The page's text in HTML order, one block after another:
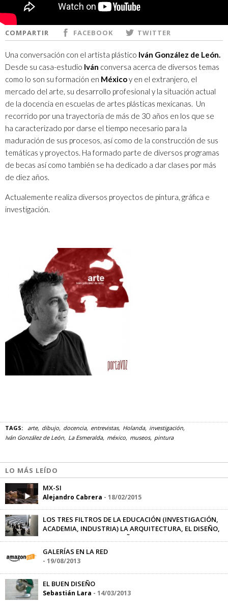
COMPARTIR FACEBOOK TWITTER
Una conversación con el artista plástico Iván González de León.
Desde su casa-estudio Iván conversa acerca de diversos temas
como lo son su formación en Méxicoy en el extranjero, el
mercado del arte, su desarrollo profesional y la situación actual
de la docencia en escuelas de artes plásticas mexicanas. Un
recorrido por una trayectoria de más de 30 años en los que se
ha caracterizado por darse el tiempo necesario para la
maduración de sus procesos, así como de la construcción de sus
temáticas y proyectos. Ha formado parte de diversos programas
de becas así como también se ha dedicado a dar clases por más
de diez años.
Actualemente realiza diversos proyectos de pintura, gráfica e
investigación.
TAGS: arte dibujo docencia entrevistas Holanda investigación
Iván González de León La Esmeralda méxico museos pintura
LO MÁS LEÍDO
MX-SI
Alejandro Cabrera - 18/02/2015
LOS TRES FILTROS DE LA EDUCACIÓN (INVESTIGACIÓN,
ACADEMIA, INDUSTRIA) LA ARQUITECTURA, EL DISEÑO,
EL ARTE ¿SE PUEDEN ENSEÑAR?
Emmanuel Ruffo
GALERÍAS EN LA RED
- 19/08/2013
EL BUEN DISEÑO
Sebastián Lara - 14/03/2013